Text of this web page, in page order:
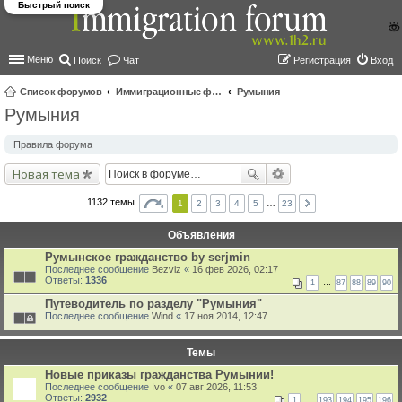
Меню Поиск Чат Вход
Регистрация
Список форумов Иммиграционные форумы | Immigration forums
Румыния
Быстрый поиск
Румыния
Правила форума
Новая тема
1132 темы 1 2 3 4 5 23
Объявления
Румынское гражданство by serjmin
Последнее сообщение Bezviz « 16 фев 2026, 02:17
Ответы: 1336 1 … 87 88 89 90
Путеводитель по разделу "Румыния"
Последнее сообщение Wind « 17 ноя 2014, 12:47
Темы
Новые приказы гражданства Румынии!
Последнее сообщение Ivo « 07 авг 2026, 11:53
Ответы: 2932 1 193 194 195 196